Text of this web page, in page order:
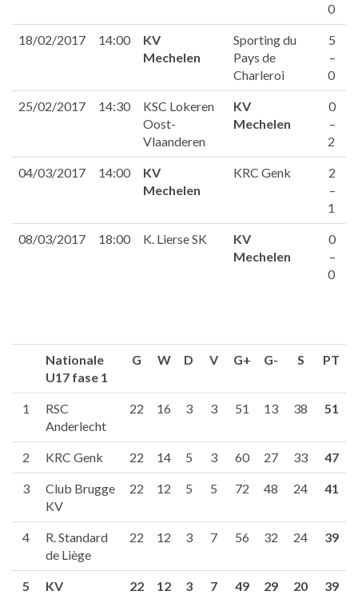
0
18/02/2017 14:00
KV
Mechelen
Sporting du
Pays de
Charleroi
5
–
0
25/02/2017 14:30
KSC Lokeren
Oost-
Vlaanderen
KV
Mechelen
0
–
2
04/03/2017 14:00
KV
Mechelen
KRC Genk
2
–
1
08/03/2017 18:00 K. Lierse SK
KV
Mechelen
0
–
0
Nationale
U17 fase 1
G W D V G+ G- S PT
1
RSC
Anderlecht
22 16 3 3 51 13 38 51
2 KRC Genk 22 14 5 3 60 27 33 47
3
Club Brugge
KV
22 12 5 5 72 48 24 41
4
R. Standard
de Liège
22 12 3 7 56 32 24 39
5
KV
22 12 3 7 49 29 20 39